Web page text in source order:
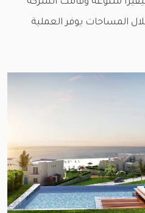
متنوعة وقامت الشركة
المساحات يوفر العملية